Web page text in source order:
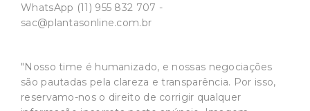
WhatsApp (11) 955 832 707 -
sac@plantasonline.com.br
"Nosso time é humanizado, e nossas negociações
são pautadas pela clareza e transparência. Por isso,
reservamo-nos o direito de corrigir qualquer